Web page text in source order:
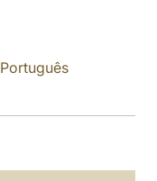
Português